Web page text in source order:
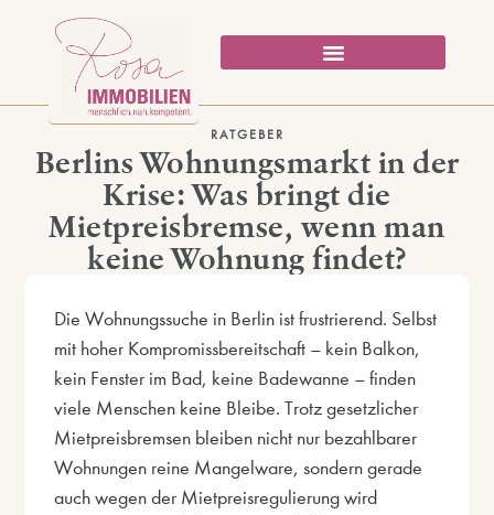
RATGEBER
Berlins Wohnungsmarkt in der
Krise: Was bringt die
Mietpreisbremse, wenn man
keine Wohnung findet?
Die Wohnungssuche in Berlin ist frustrierend. Selbst
mit hoher Kompromissbereitschaft – kein Balkon,
kein Fenster im Bad, keine Badewanne – finden
viele Menschen keine Bleibe. Trotz gesetzlicher
Mietpreisbremsen bleiben nicht nur bezahlbarer
Wohnungen reine Mangelware, sondern gerade
auch wegen der Mietpreisregulierung wird